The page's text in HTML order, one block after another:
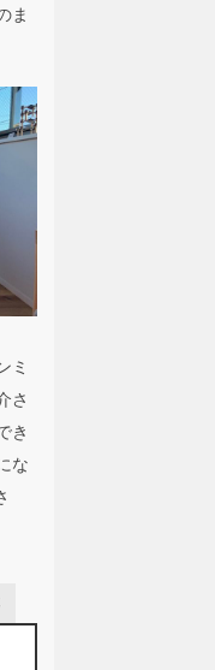
ま
ミ
さ
き
な